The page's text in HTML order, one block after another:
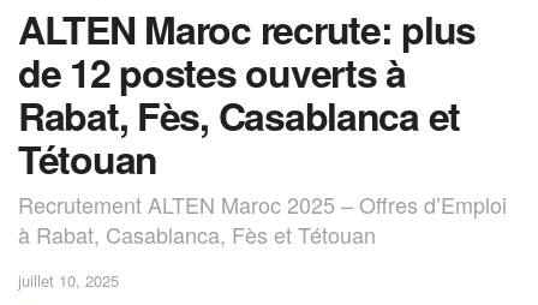
ALTEN Maroc recrute: plus
de 12 postes ouverts à
Rabat, Fès, Casablanca et
Tétouan
Recrutement ALTEN Maroc 2025 – Offres d’Emploi
à Rabat, Casablanca, Fès et Tétouan
juillet 10, 2025